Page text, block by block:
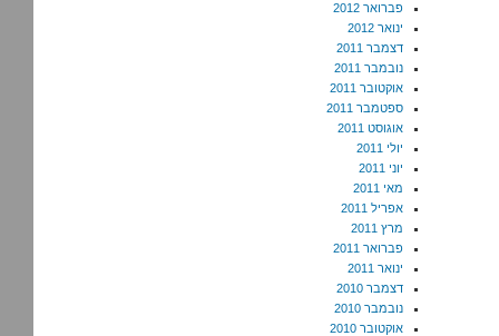
פברואר 2012
ינואר 2012
דצמבר 2011
נובמבר 2011
אוקטובר 2011
ספטמבר 2011
אוגוסט 2011
יולי 2011
יוני 2011
מאי 2011
אפריל 2011
מרץ 2011
פברואר 2011
ינואר 2011
דצמבר 2010
נובמבר 2010
אוקטובר 2010